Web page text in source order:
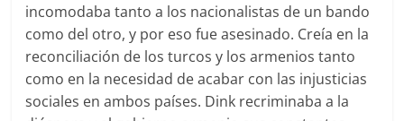
incomodaba tanto a los nacionalistas de un bando
como del otro, y por eso fue asesinado. Creía en la
reconciliación de los turcos y los armenios tanto
como en la necesidad de acabar con las injusticias
sociales en ambos países. Dink recriminaba a la